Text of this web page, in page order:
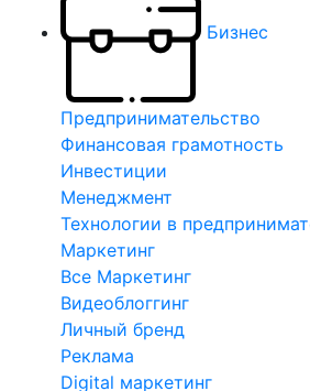
Бизнес
Предпринимательство
Финансовая грамотность
Инвестиции
Менеджмент
Технологии в
Маркетинг
Все Маркетинг
Видеоблоггинг
Личный бренд
Реклама
Digital маркетинг